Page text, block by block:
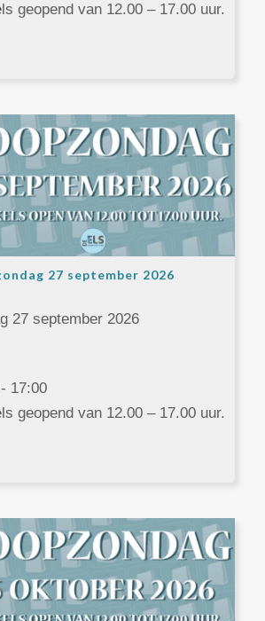
geopend van 12.00 – 17.00 uur.
27 september 2026
27 september 2026
17:00
geopend van 12.00 – 17.00 uur.